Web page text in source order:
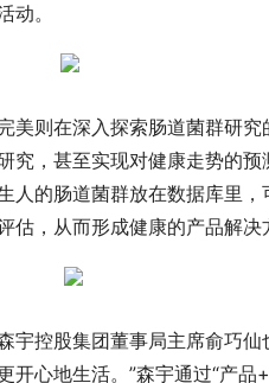
动。
美则在深入探索肠道菌群研
究，甚至实现对健康走势的
人的肠道菌群放在数据库里
估，从而形成健康的产品解决
宇控股集团董事局主席俞巧
开心地生活。”森宇通过“产